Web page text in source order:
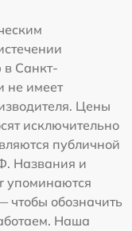
в Санкт-
не имеет
Цены
исключительно
публичной
Названия и
упоминаются
обозначить
Наша